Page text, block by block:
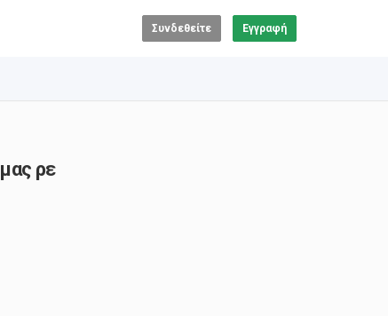
Συνδεθείτε Εγγραφή
ρε